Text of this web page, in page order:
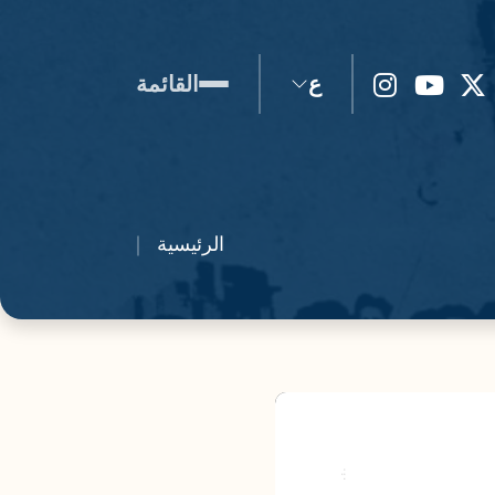
ع القائمة
الرئيسية